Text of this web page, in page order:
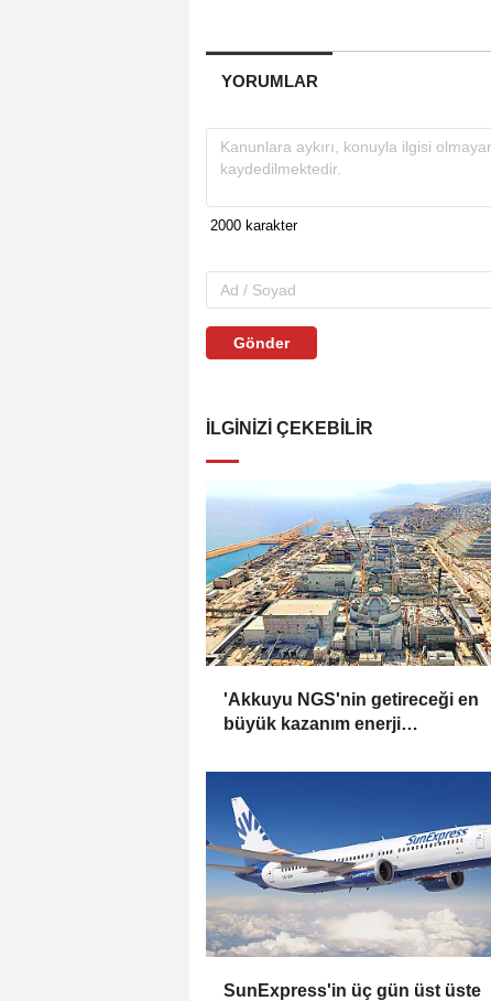
YORUMLAR
Gönder
İLGINIZI ÇEKEBILIR
'Akkuyu NGS'nin getireceği en
büyük kazanım enerji
SunExpress'in üç gün üst üste